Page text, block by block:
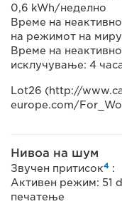
0,6 kWh/неделно
Време на
на режимот на
Време на
исклучување: 4
Lot26 (http://
europe.com/
Нивоа на шум
Звучен притисок4 :
Активен режим: 51
печатење